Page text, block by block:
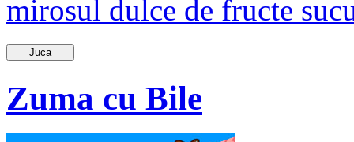
mirosul dulce de fructe
Juca
Zuma cu Bile